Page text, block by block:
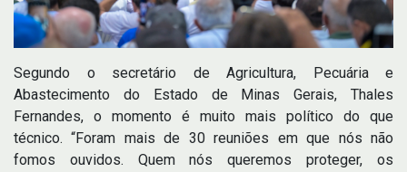
Segundo o secretário de Agricultura, Pecuária e
Abastecimento do Estado de Minas Gerais, Thales
Fernandes, o momento é muito mais político do que
técnico. “Foram mais de 30 reuniões em que nós não
fomos ouvidos. Quem nós queremos proteger, os